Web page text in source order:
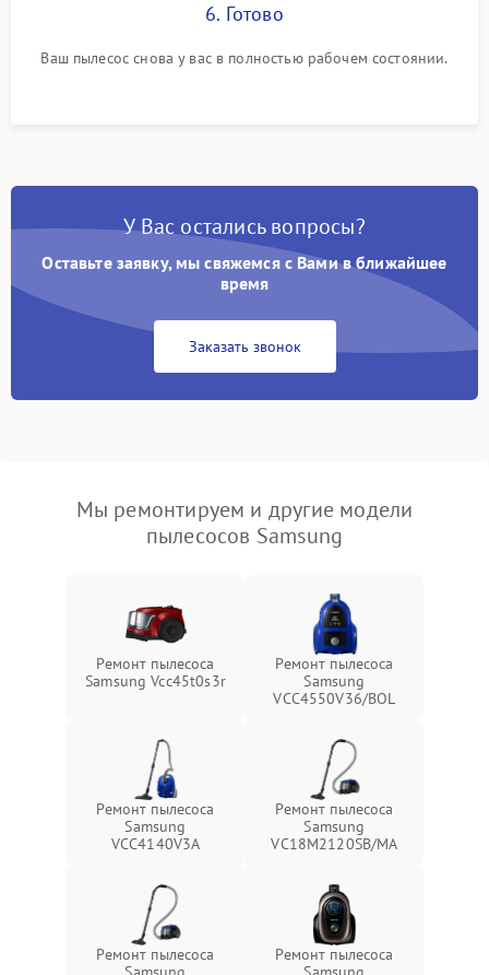
6. Готово
Ваш пылесос снова у вас в полностью рабочем состоянии.
У Вас остались вопросы?
Оставьте заявку, мы свяжемся с Вами в ближайшее
время
Заказать звонок
Мы ремонтируем и другие модели
пылесосов Samsung
Ремонт пылесоса
Samsung Vcc45t0s3r
Ремонт пылесоса
Samsung
VCC4550V36/BOL
Ремонт пылесоса
Samsung
VCC4140V3A
Ремонт пылесоса
Samsung
VC18M2120SB/MA
Ремонт пылесоса
Ремонт пылесоса